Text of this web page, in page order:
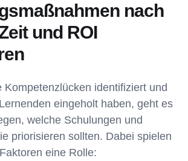
nach
und ROI
Kompetenzlücken identifiziert und
eingeholt haben, geht es
welche Schulungen und
priorisieren sollten. Dabei spielen
eine Rolle: